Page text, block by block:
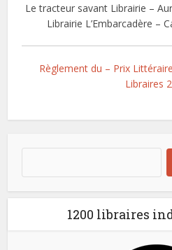
Le tracteur savant Librairie –
Librairie L’Embarcadère –
Règlement du – Prix
Libraires
1200 libraires